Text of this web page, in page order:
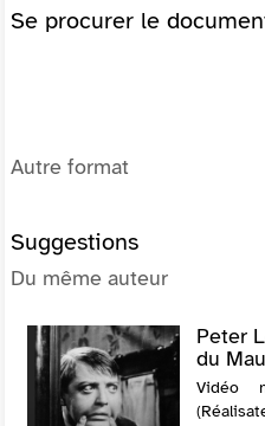
Se procurer le
Autre format
Suggestions
Du même auteur
Peter
du
Vidéo